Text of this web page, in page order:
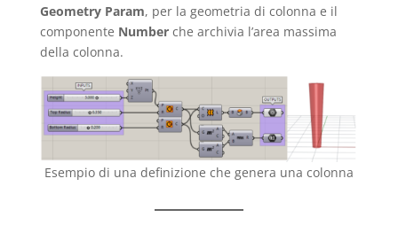
Geometry Param, per la geometria di colonna e il
componente Number che archivia l’area massima
della colonna.
Esempio di una definizione che genera una colonna